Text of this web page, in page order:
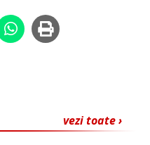
vezi toate ›